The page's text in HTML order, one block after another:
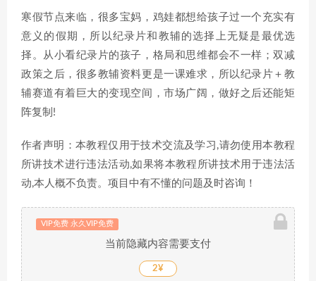
寒假节点来临，很多宝妈，鸡娃都想给孩子过一个充实有
意义的假期，所以纪录片和教辅的选择上无疑是最优选
择。从小看纪录片的孩子，格局和思维都会不一样；双减
政策之后，很多教辅资料更是一课难求，所以纪录片＋教
辅赛道有着巨大的变现空间，市场广阔，做好之后还能矩
阵复制!
作者声明：本教程仅用于技术交流及学习,请勿使用本教程
所讲技术进行违法活动,如果将本教程所讲技术用于违法活
动,本人概不负责。项目中有不懂的问题及时咨询！
VIP免费 永久VIP免费
当前隐藏内容需要支付
2¥